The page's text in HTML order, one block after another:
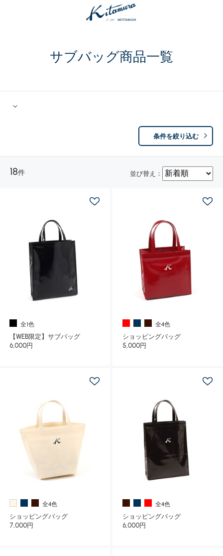
サブバッグ商品一覧
条件を絞り込む
18件 並び替え：
全1色
【WEB限定】サブバッグ
6,000円
全4色
ショッピングバッグ
5,000円
全4色
ショッピングバッグ
7,000円
全4色
ショッピングバッグ
6,000円